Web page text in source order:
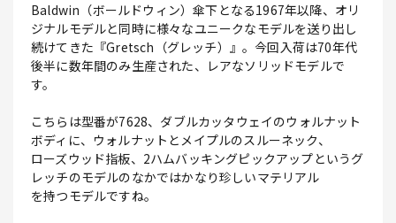
Baldwin（ボールドウィン）傘下となる1967年以降、オリ
ジナルモデルと同時に様々なユニークなモデルを送り出し
続けてきた『Gretsch（グレッチ）』。今回入荷は70年代
後半に数年間のみ生産された、レアなソリッドモデルで
す。
こちらは型番が7628、ダブルカッタウェイのウォルナット
ボディに、ウォルナットとメイプルのスルーネック、
ローズウッド指板、2ハムバッキングピックアップというグ
レッチのモデルのなかではかなり珍しいマテリアル
を持つモデルですね。